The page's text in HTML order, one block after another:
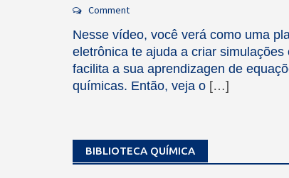
Comment
Nesse vídeo, você verá como uma
eletrônica te ajuda a criar simulações
facilita a sua aprendizagen de
químicas. Então, veja o […]
BIBLIOTECA QUÍMICA